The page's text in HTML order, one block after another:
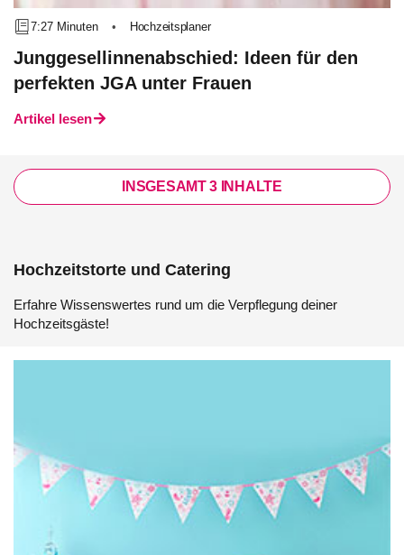
7:27 Minuten • Hochzeitsplaner
Junggesellinnenabschied: Ideen für den
perfekten JGA unter Frauen
Artikel lesen
INSGESAMT 3 INHALTE
Hochzeitstorte und Catering
Erfahre Wissenswertes rund um die Verpflegung deiner
Hochzeitsgäste!